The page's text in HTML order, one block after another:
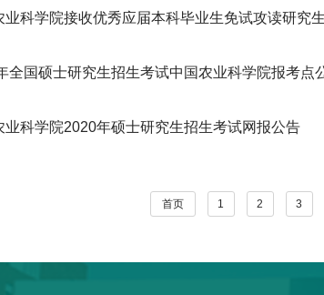
业科学院接收优秀应届本科毕业生免试攻读研究
全国硕士研究生招生考试中国农业科学院报考点
业科学院2020年硕士研究生招生考试网报公告
首页 1 2 3